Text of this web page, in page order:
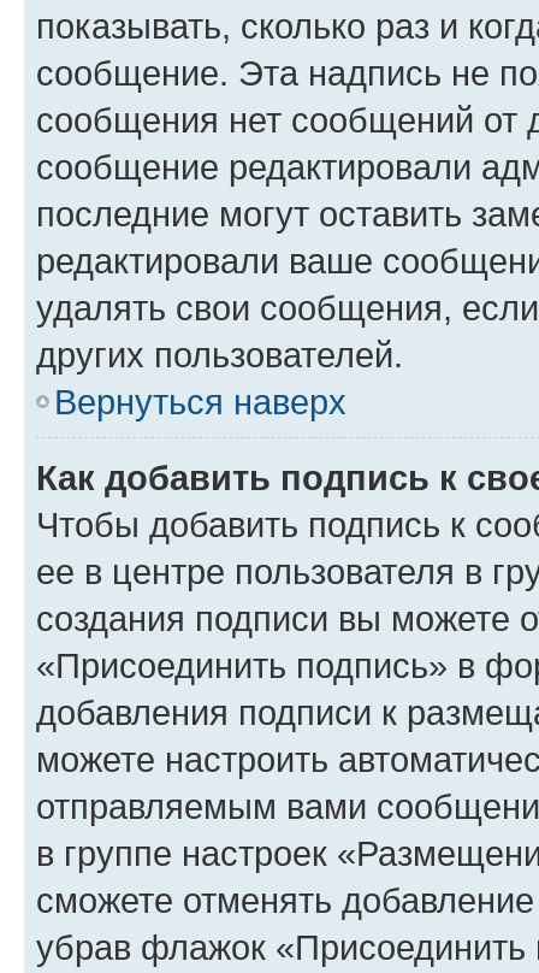
показывать, сколько раз и
сообщение. Эта надпись не
сообщения нет сообщений от
сообщение редактировали
последние могут оставить
редактировали ваше
удалять свои сообщения,
других пользователей.
Вернуться наверх
Как добавить подпись к
Чтобы добавить подпись к
ее в центре пользователя в
создания подписи вы можете
«Присоединить подпись» в
добавления подписи к
можете настроить
отправляемым вами
в группе настроек
сможете отменять
убрав флажок